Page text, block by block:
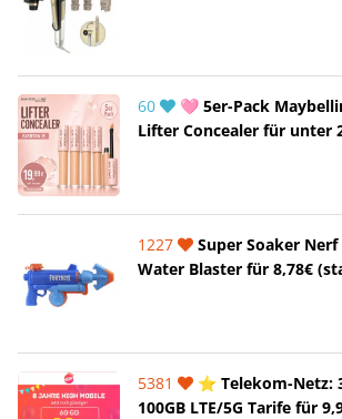
60
🩷 5er-Pack
Lifter Concealer für unter
1227
Super Soaker
Water Blaster für 8,78€
5381
⭐️ Telekom-Netz:
100GB LTE/5G Tarife für